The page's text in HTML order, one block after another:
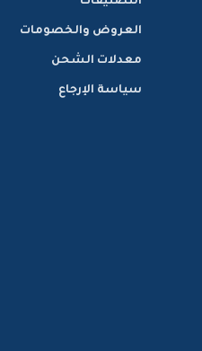
العروض والخصومات
معدلات الشحن
سياسة الإرجاع